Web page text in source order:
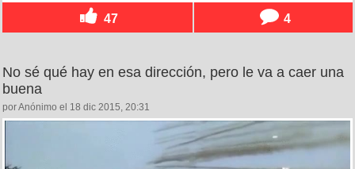
47 4
No sé qué hay en esa dirección, pero le va a caer una
buena
por Anónimo el 18 dic 2015, 20:31